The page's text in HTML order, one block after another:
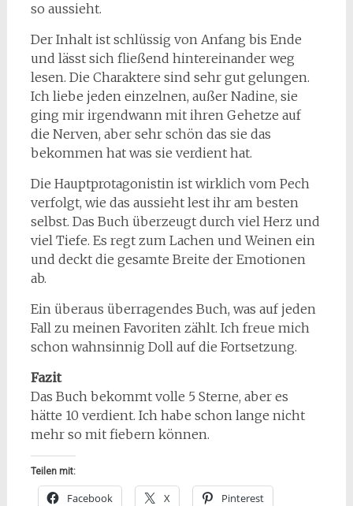
so aussieht.
Der Inhalt ist schlüssig von Anfang bis Ende
und lässt sich fließend hintereinander weg
lesen. Die Charaktere sind sehr gut gelungen.
Ich liebe jeden einzelnen, außer Nadine, sie
ging mir irgendwann mit ihren Gehetze auf
die Nerven, aber sehr schön das sie das
bekommen hat was sie verdient hat.
Die Hauptprotagonistin ist wirklich vom Pech
verfolgt, wie das aussieht lest ihr am besten
selbst. Das Buch überzeugt durch viel Herz und
viel Tiefe. Es regt zum Lachen und Weinen ein
und deckt die gesamte Breite der Emotionen
ab.
Ein überaus überragendes Buch, was auf jeden
Fall zu meinen Favoriten zählt. Ich freue mich
schon wahnsinnig Doll auf die Fortsetzung.
Fazit
Das Buch bekommt volle 5 Sterne, aber es
hätte 10 verdient. Ich habe schon lange nicht
mehr so mit fiebern können.
Teilen mit:
Facebook X Pinterest